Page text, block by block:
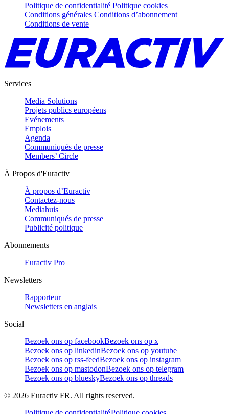
Politique de confidentialité Politique cookies
Conditions générales Conditions d’abonnement
Conditions de vente
Services
Media Solutions
Projets publics européens
Evénements
Emplois
Agenda
Communiqués de presse
Members’ Circle
À Propos d'Euractiv
À propos d’Euractiv
Contactez-nous
Mediahuis
Communiqués de presse
Publicité politique
Abonnements
Euractiv Pro
Newsletters
Rapporteur
Newsletters en anglais
Social
Bezoek ons op facebookBezoek ons op x
Bezoek ons op linkedinBezoek ons op youtube
Bezoek ons op rss-feedBezoek ons op instagram
Bezoek ons op mastodonBezoek ons op telegram
Bezoek ons op blueskyBezoek ons op threads
© 2026 Euractiv FR. All rights reserved.